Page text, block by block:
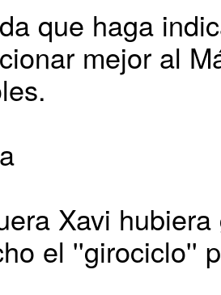
que haga
mejor al
Xavi
el ''girociclo''